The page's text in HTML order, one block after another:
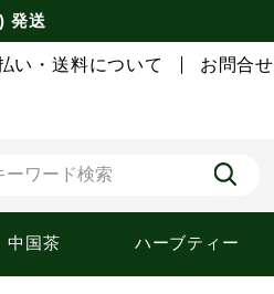
発送
い・送料について お問合せ
中国茶 ハーブティー